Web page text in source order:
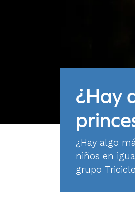
¿Hay
¿Hay algo
niños en
grupo